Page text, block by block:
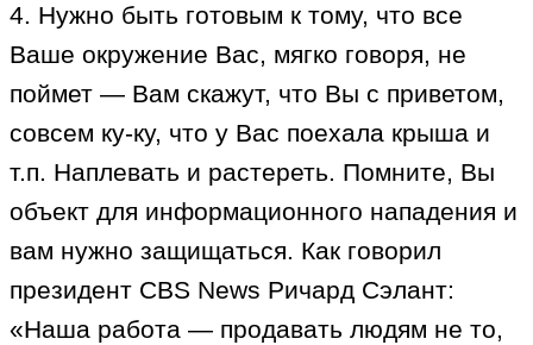
4. Нужно быть готовым к тому, что все
Ваше окружение Вас, мягко говоря, не
поймет — Вам скажут, что Вы с приветом,
совсем ку-ку, что у Вас поехала крыша и
т.п. Наплевать и растереть. Помните, Вы
объект для информационного нападения и
вам нужно защищаться. Как говорил
президент CBS News Ричард Сэлант:
«Наша работа — продавать людям не то,